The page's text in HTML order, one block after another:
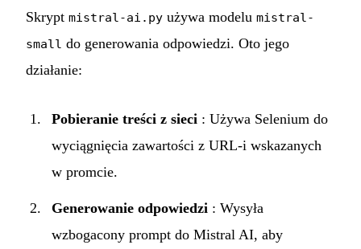
Skrypt mistral-ai.py używa modelu mistral-
small do generowania odpowiedzi. Oto jego
działanie:
Pobieranie treści z sieci : Używa Selenium do
wyciągnięcia zawartości z URL-i wskazanych
w promcie.
Generowanie odpowiedzi : Wysyła
wzbogacony prompt do Mistral AI, aby